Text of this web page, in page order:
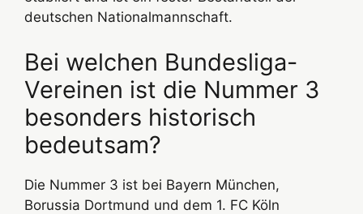
deutschen Nationalmannschaft.
Bei welchen Bundesliga-
Vereinen ist die Nummer 3
besonders historisch
bedeutsam?
Die Nummer 3 ist bei Bayern München,
Borussia Dortmund und dem 1. FC Köln